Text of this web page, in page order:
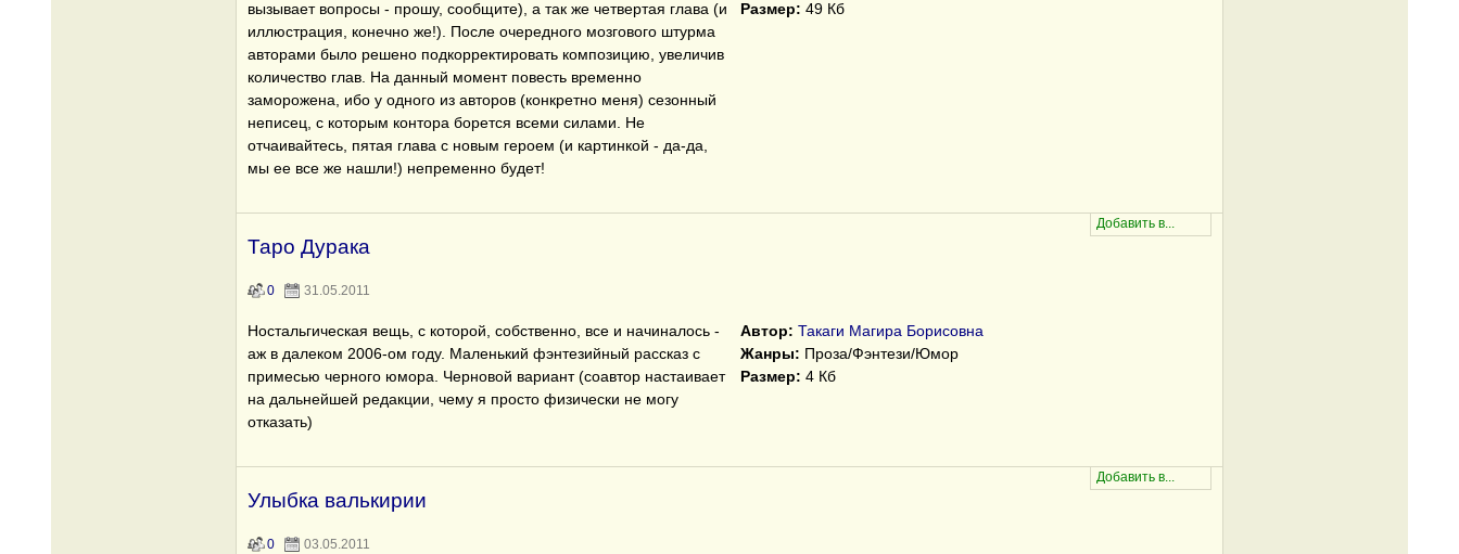
вызывает вопросы - прошу, сообщите), а так же четвертая глава (и
иллюстрация, конечно же!). После очередного мозгового штурма
авторами было решено подкорректировать композицию, увеличив
количество глав. На данный момент повесть временно
заморожена, ибо у одного из авторов (конкретно меня) сезонный
неписец, с которым контора борется всеми силами. Не
отчаивайтесь, пятая глава с новым героем (и картинкой - да-да,
мы ее все же нашли!) непременно будет!
Размер: 49 Кб
Таро Дурака
0 31.05.2011
Ностальгическая вещь, с которой, собственно, все и начиналось -
аж в далеком 2006-ом году. Маленький фэнтезийный рассказ с
примесью черного юмора. Черновой вариант (соавтор настаивает
на дальнейшей редакции, чему я просто физически не могу
отказать)
Автор: Такаги Магира Борисовна
Жанры: Проза/Фэнтези/Юмор
Размер: 4 Кб
Улыбка валькирии
0 03.05.2011